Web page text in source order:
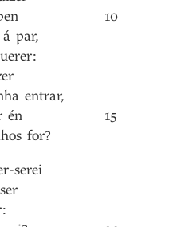
á par,
:
entrar,
én
for?
serei
:
10
15